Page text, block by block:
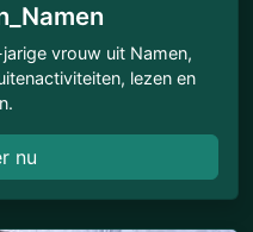
vrouw uit Namen,
lezen en
nu